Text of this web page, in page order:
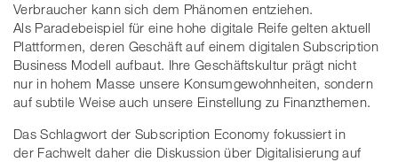
Verbraucher kann sich dem Phänomen entziehen.
Als Paradebeispiel für eine hohe digitale Reife gelten aktuell
Plattformen, deren Geschäft auf einem digitalen Subscription
Business Modell aufbaut. Ihre Geschäftskultur prägt nicht
nur in hohem Masse unsere Konsumgewohnheiten, sondern
auf subtile Weise auch unsere Einstellung zu Finanzthemen.
Das Schlagwort der Subscription Economy fokussiert in
der Fachwelt daher die Diskussion über Digitalisierung auf